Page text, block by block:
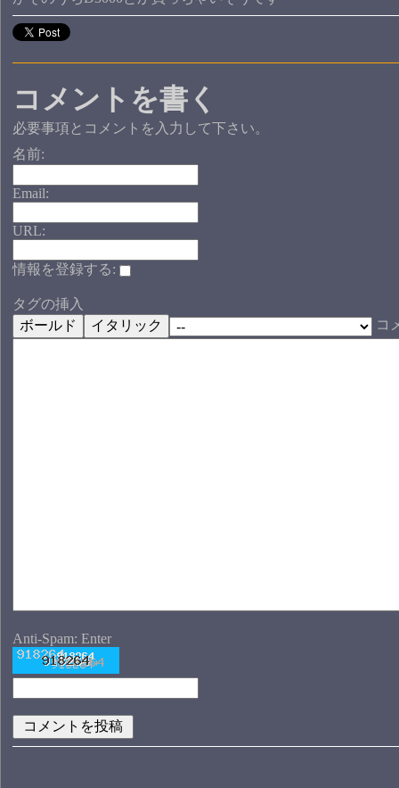
コメントを書く
必要事項とコメントを入力して下さい。
名前:
Email:
URL:
情報を登録する:
タグの挿入
コ
Anti-Spam: Enter